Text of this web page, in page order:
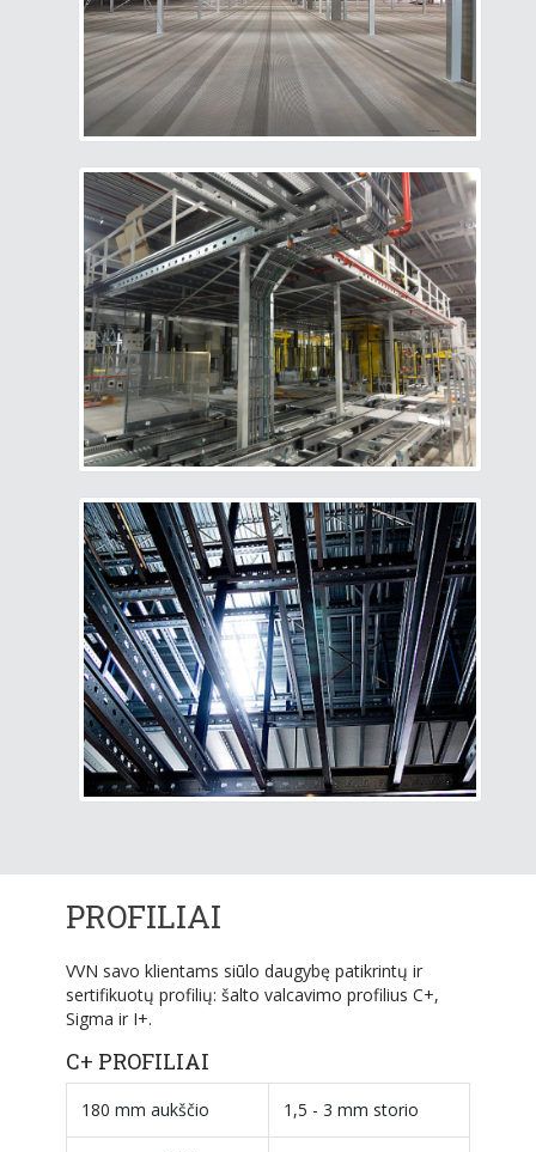
PROFILIAI
VVN savo klientams siūlo daugybę patikrintų ir
sertifikuotų profilių: šalto valcavimo profilius C+,
Sigma ir I+.
C+ PROFILIAI
180 mm aukščio 1,5 - 3 mm storio